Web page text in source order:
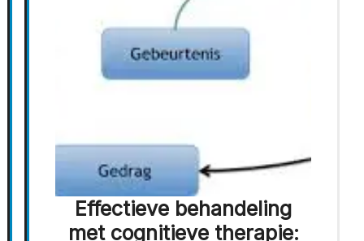
Effectieve behandeling
met cognitieve therapie: